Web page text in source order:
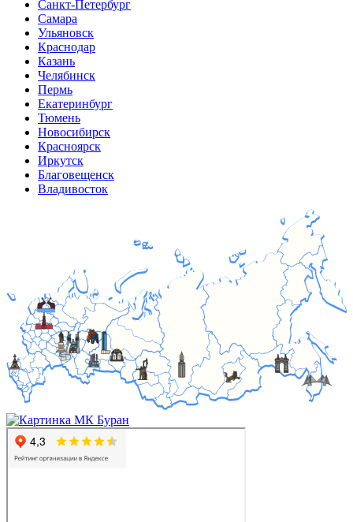
Санкт-Петербург
Самара
Ульяновск
Краснодар
Казань
Челябинск
Пермь
Екатеринбург
Тюмень
Новосибирск
Красноярск
Иркутск
Благовещенск
Владивосток